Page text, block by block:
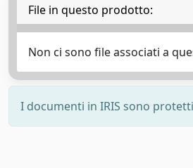
File in questo prodotto:
Non ci sono file associati a
I documenti in IRIS sono